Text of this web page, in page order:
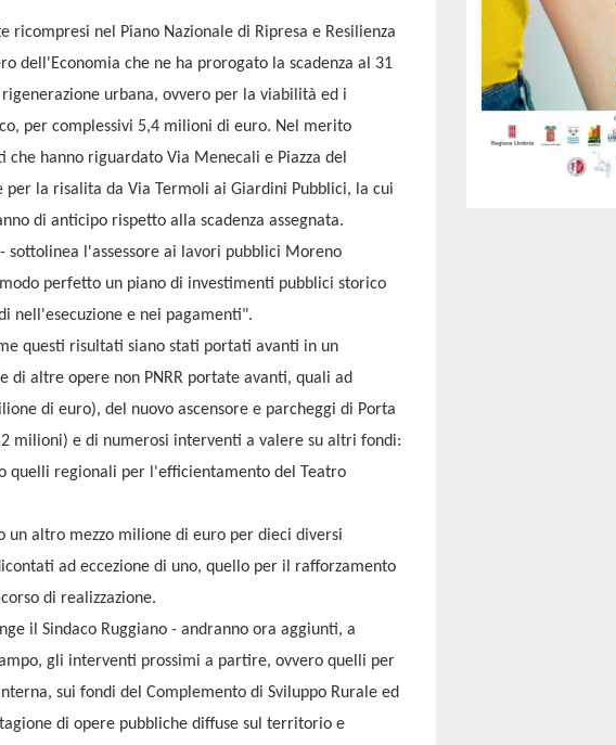
nel Piano Nazionale di Ripresa e Resilienza
dell'Economia che ne ha prorogato la scadenza al 31
urbana, ovvero per la viabilità ed i
per complessivi 5,4 milioni di euro. Nel merito
hanno riguardato Via Menecali e Piazza del
la risalita da Via Termoli ai Giardini Pubblici, la cui
di anticipo rispetto alla scadenza assegnata.
sottolinea l'assessore ai lavori pubblici Moreno
perfetto un piano di investimenti pubblici storico
nell'esecuzione e nei pagamenti".
questi risultati siano stati portati avanti in un
di altre opere non PNRR portate avanti, quali ad
di euro), del nuovo ascensore e parcheggi di Porta
milioni) e di numerosi interventi a valere su altri fondi:
quelli regionali per l'efficientamento del Teatro
altro mezzo milione di euro per dieci diversi
ad eccezione di uno, quello per il rafforzamento
di realizzazione.
il Sindaco Ruggiano - andranno ora aggiunti, a
gli interventi prossimi a partire, ovvero quelli per
sui fondi del Complemento di Sviluppo Rurale ed
di opere pubbliche diffuse sul territorio e